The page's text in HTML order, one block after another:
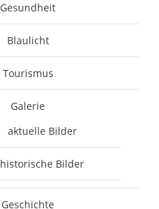
Gesundheit
Blaulicht
Tourismus
Galerie
aktuelle Bilder
historische Bilder
Geschichte